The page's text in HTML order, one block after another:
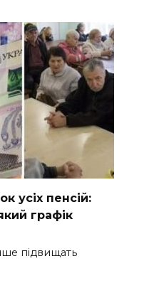
усіх пенсій:
графік
підвищать